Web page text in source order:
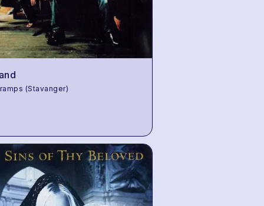
(Stavanger)